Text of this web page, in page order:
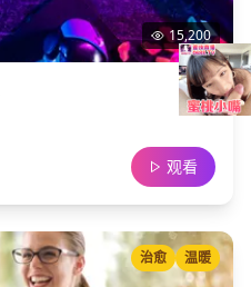
15,200
观看
治愈 温暖